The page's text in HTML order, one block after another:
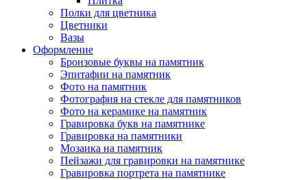
Полки для цветника
Цветники
Вазы
Оформление
Бронзовые буквы на памятник
Эпитафии на памятник
Фото на памятник
Фотография на стекле для памятников
Фото на керамике на памятник
Гравировка букв на памятнике
Гравировка на памятники
Мозаика на памятник
Пейзажи для гравировки на памятнике
Гравировка портрета на памятнике